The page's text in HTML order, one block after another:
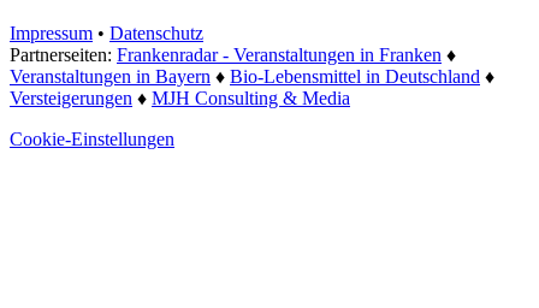
Impressum • Datenschutz
Partnerseiten: Frankenradar - Veranstaltungen in Franken ♦
Veranstaltungen in Bayern ♦ Bio-Lebensmittel in Deutschland ♦
Versteigerungen ♦ MJH Consulting & Media
Cookie-Einstellungen